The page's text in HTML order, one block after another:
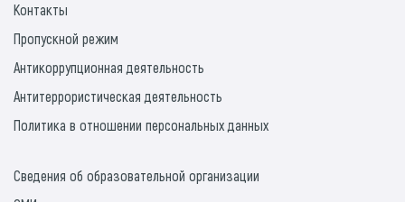
Контакты
Пропускной режим
Антикоррупционная деятельность
Антитеррористическая деятельность
Политика в отношении персональных данных
Сведения об образовательной организации